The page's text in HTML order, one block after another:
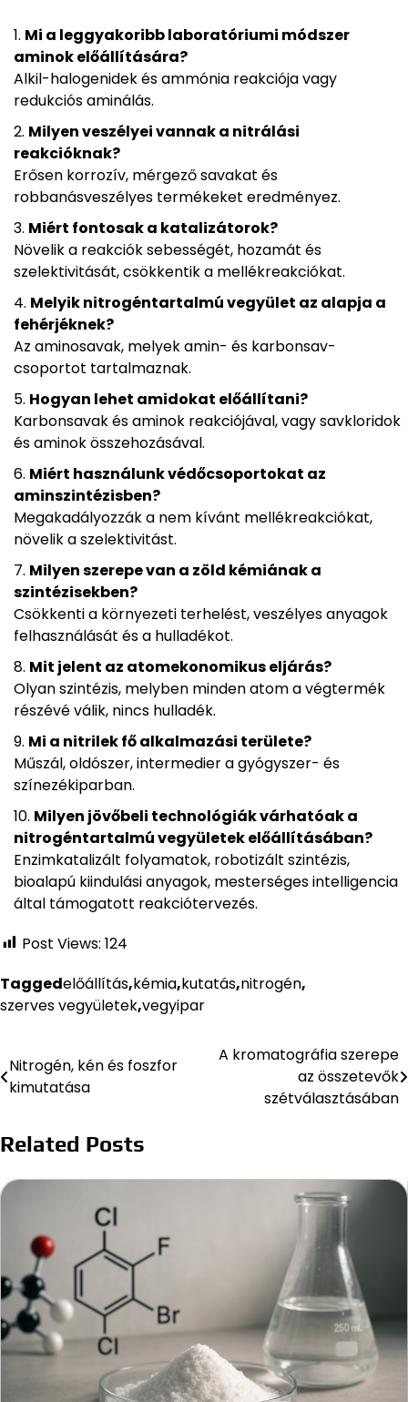
Mi a leggyakoribb laboratóriumi módszer
aminok előállítására?
Alkil-halogenidek és ammónia reakciója vagy
redukciós aminálás.
Milyen veszélyei vannak a nitrálási
reakcióknak?
Erősen korrozív, mérgező savakat és
robbanásveszélyes termékeket eredményez.
Miért fontosak a katalizátorok?
Növelik a reakciók sebességét, hozamát és
szelektivitását, csökkentik a mellékreakciókat.
Melyik nitrogéntartalmú vegyület az alapja a
fehérjéknek?
Az aminosavak, melyek amin- és karbonsav-
csoportot tartalmaznak.
Hogyan lehet amidokat előállítani?
Karbonsavak és aminok reakciójával, vagy savkloridok
és aminok összehozásával.
Miért használunk védőcsoportokat az
aminszintézisben?
Megakadályozzák a nem kívánt mellékreakciókat,
növelik a szelektivitást.
Milyen szerepe van a zöld kémiának a
szintézisekben?
Csökkenti a környezeti terhelést, veszélyes anyagok
felhasználását és a hulladékot.
Mit jelent az atomekonomikus eljárás?
Olyan szintézis, melyben minden atom a végtermék
részévé válik, nincs hulladék.
Mi a nitrilek fő alkalmazási területe?
Műszál, oldószer, intermedier a gyógyszer- és
színezékiparban.
Milyen jövőbeli technológiák várhatóak a
nitrogéntartalmú vegyületek előállításában?
Enzimkatalizált folyamatok, robotizált szintézis,
bioalapú kiindulási anyagok, mesterséges intelligencia
által támogatott reakciótervezés.
Post Views: 124
Taggedelőállítás,kémia,kutatás,nitrogén,
szerves vegyületek,vegyipar
Bejegyzés
navigáció
Nitrogén, kén és foszfor
kimutatása
A kromatográfia szerepe
az összetevők
szétválasztásában
Related Posts